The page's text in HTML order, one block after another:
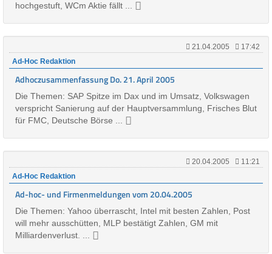
hochgestuft, WCm Aktie fällt ...
21.04.2005
17:42
Ad-Hoc Redaktion
Adhoczusammenfassung Do. 21. April 2005
Die Themen: SAP Spitze im Dax und im Umsatz, Volkswagen
verspricht Sanierung auf der Hauptversammlung, Frisches Blut
für FMC, Deutsche Börse ...
20.04.2005
11:21
Ad-Hoc Redaktion
Ad-hoc- und Firmenmeldungen vom 20.04.2005
Die Themen: Yahoo überrascht, Intel mit besten Zahlen, Post
will mehr ausschütten, MLP bestätigt Zahlen, GM mit
Milliardenverlust. ...